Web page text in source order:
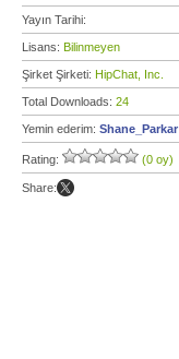
Yayın Tarihi:
Lisans: Bilinmeyen
Şirket Şirketi: HipChat, Inc.
Total Downloads: 24
Yemin ederim: Shane_Parkar
Rating: (0 oy)
Share: